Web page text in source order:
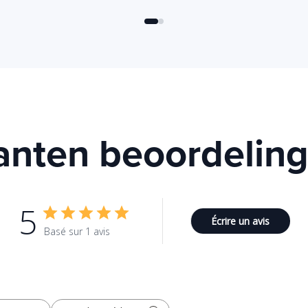
5 Basé sur 1 avis
Écrire un avis